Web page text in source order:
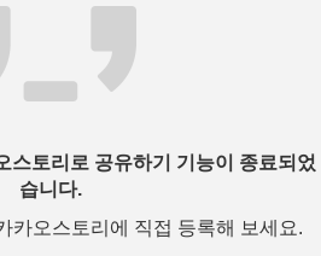
스토리로 공유하기 기능이 종료되었
습니다.
카오스토리에 직접 등록해 보세요.